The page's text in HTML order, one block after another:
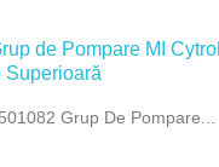
Grup De Pompare...